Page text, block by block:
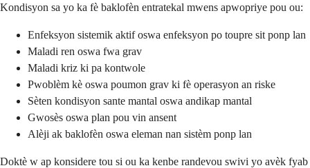
Kondisyon sa yo ka fè baklofèn entratekal mwens apwopriye pou ou:
Enfeksyon sistemik aktif oswa enfeksyon po toupre sit ponp lan
Maladi ren oswa fwa grav
Maladi kriz ki pa kontwole
Pwoblèm kè oswa poumon grav ki fè operasyon an riske
Sèten kondisyon sante mantal oswa andikap mantal
Gwosès oswa plan pou vin ansent
Alèji ak baklofèn oswa eleman nan sistèm ponp lan
Doktè w ap konsidere tou si ou ka kenbe randevou swivi yo avèk fyab